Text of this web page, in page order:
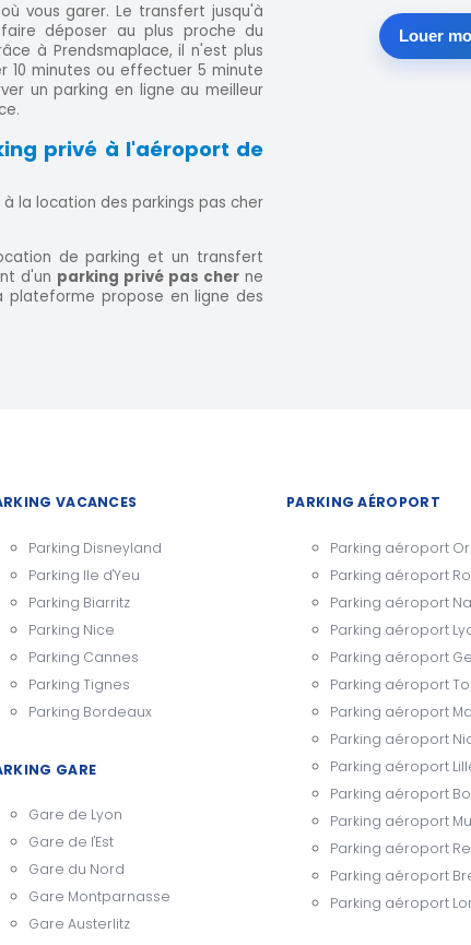
vous garer. Le transfert jusqu'à
déposer au plus proche du
à Prendsmaplace, il n'est plus
10 minutes ou effectuer 5 minute
un parking en ligne au meilleur
privé à l'aéroport de
la location des parkings pas cher
de parking et un transfert
d'un parking privé pas cher ne
propose en ligne des
Louer
VACANCES
Parking Disneyland
Parking Ile d'Yeu
Parking Biarritz
Parking Nice
Parking Cannes
Parking Tignes
Parking Bordeaux
GARE
Gare de Lyon
Gare de l'Est
Gare du Nord
Gare Montparnasse
Gare Austerlitz
PARKING AÉROPORT
Parking aéroport
Parking aéroport
Parking aéroport
Parking aéroport
Parking aéroport
Parking aéroport
Parking aéroport
Parking aéroport
Parking aéroport
Parking aéroport
Parking aéroport
Parking aéroport
Parking aéroport
Parking aéroport